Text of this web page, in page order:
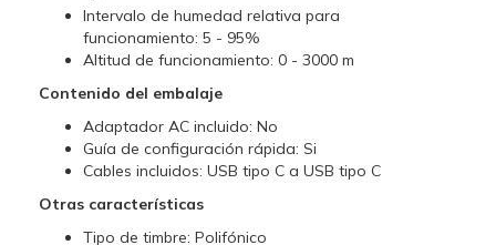
Intervalo de humedad relativa para
funcionamiento: 5 - 95%
Altitud de funcionamiento: 0 - 3000 m
Contenido del embalaje
Adaptador AC incluido: No
Guía de configuración rápida: Si
Cables incluidos: USB tipo C a USB tipo C
Otras características
Tipo de timbre: Polifónico